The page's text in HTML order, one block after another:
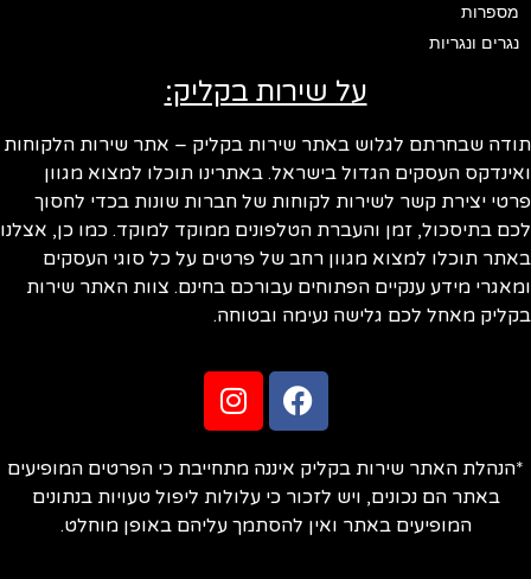
מספרות
נגרים ונגריות
על שירות בקליק:
שבחרתם לגלוש באתר שירות בקליק – אתר שירות הלקוחות
העסקים הגדול בישראל. באתרינו תוכלו למצוא מגוון
יצירת קשר לשירות לקוחות של חברות שונות בכדי לחסוך
בתיסכול, זמן והעברת הטלפונים ממוקד למוקד. כמו כן, אצלנו
תוכלו למצוא מגוון רחב של פרטים על כל סוגי העסקים
מידע ענקיים הפתוחים עבורכם בחינם. צוות האתר שירות
מאחל לכם גלישה נעימה ובטוחה.
האתר שירות בקליק איננה מתחייבת כי הפרטים המופיעים
באתר הם נכונים, ויש לזכור כי עלולות ליפול טעויות בנתונים
המופיעים באתר ואין להסתמך עליהם באופן מוחלט.